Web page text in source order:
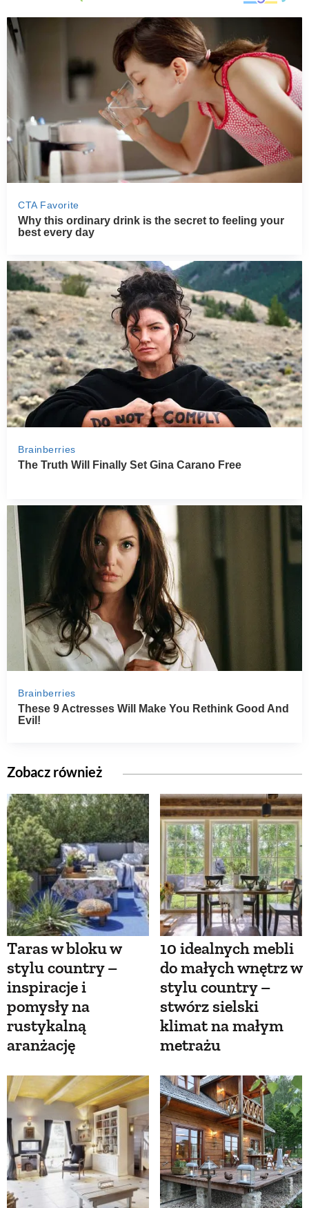
Zobacz również
Taras w bloku w
stylu country –
inspiracje i
pomysły na
rustykalną
aranżację
10 idealnych mebli
do małych wnętrz w
stylu country –
stwórz sielski
klimat na małym
metrażu